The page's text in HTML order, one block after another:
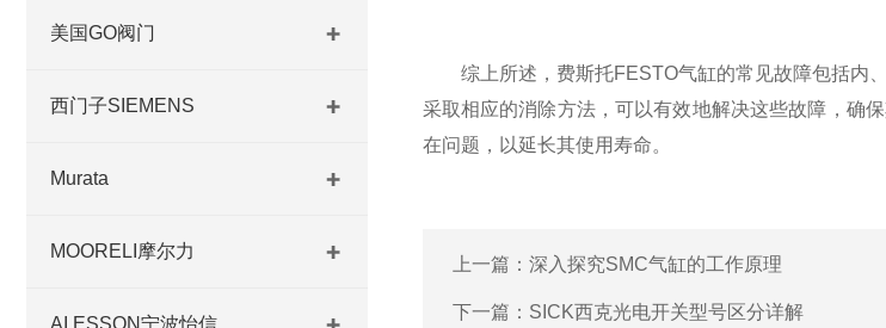
美国GO阀门
西门子SIEMENS
Murata
MOORELI摩尔力
AI ESSON宁波怡信
综上所述，费斯托FESTO气缸的常见故障包括内、
采取相应的消除方法，可以有效地解决这些故障，确
在问题，以延长其使用寿命。
上一篇： 深入探究SMC气缸的工作原理
下一篇： SICK西克光电开关型号区分详解